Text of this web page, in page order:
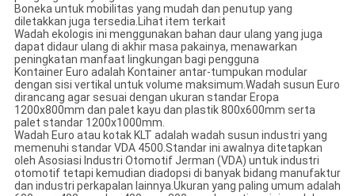
Boneka untuk mobilitas yang mudah dan penutup yang
diletakkan juga tersedia.Lihat item terkait
Wadah ekologis ini menggunakan bahan daur ulang yang juga
dapat didaur ulang di akhir masa pakainya, menawarkan
peningkatan manfaat lingkungan bagi pengguna
Kontainer Euro adalah Kontainer antar-tumpukan modular
dengan sisi vertikal untuk volume maksimum.Wadah susun Euro
dirancang agar sesuai dengan ukuran standar Eropa
1200x800mm dan palet kayu dan plastik 800x600mm serta
palet standar 1200x1000mm.
Wadah Euro atau kotak KLT adalah wadah susun industri yang
memenuhi standar VDA 4500.Standar ini awalnya ditetapkan
oleh Asosiasi Industri Otomotif Jerman (VDA) untuk industri
otomotif tetapi kemudian diadopsi di banyak bidang manufaktur
dan industri perkapalan lainnya.Ukuran yang paling umum adalah